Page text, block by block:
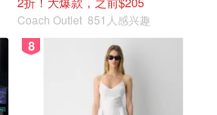
Coach Outlet 851人感兴趣
8